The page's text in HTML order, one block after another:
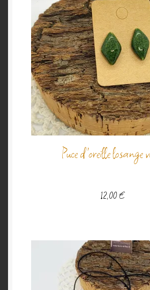
Puce d’oreille losange
12,00€